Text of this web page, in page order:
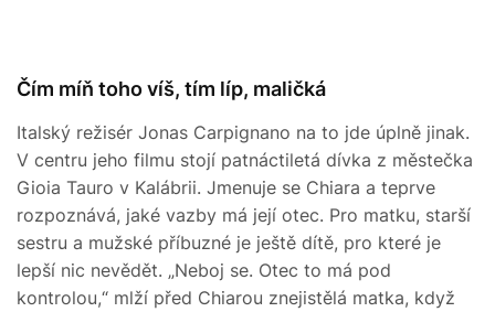
Čím míň toho víš, tím líp, maličká
Italský režisér Jonas Carpignano na to jde úplně jinak.
V centru jeho filmu stojí patnáctiletá dívka z městečka
Gioia Tauro v Kalábrii. Jmenuje se Chiara a teprve
rozpoznává, jaké vazby má její otec. Pro matku, starší
sestru a mužské příbuzné je ještě dítě, pro které je
lepší nic nevědět. „Neboj se. Otec to má pod
kontrolou,“ mlží před Chiarou znejistělá matka, když